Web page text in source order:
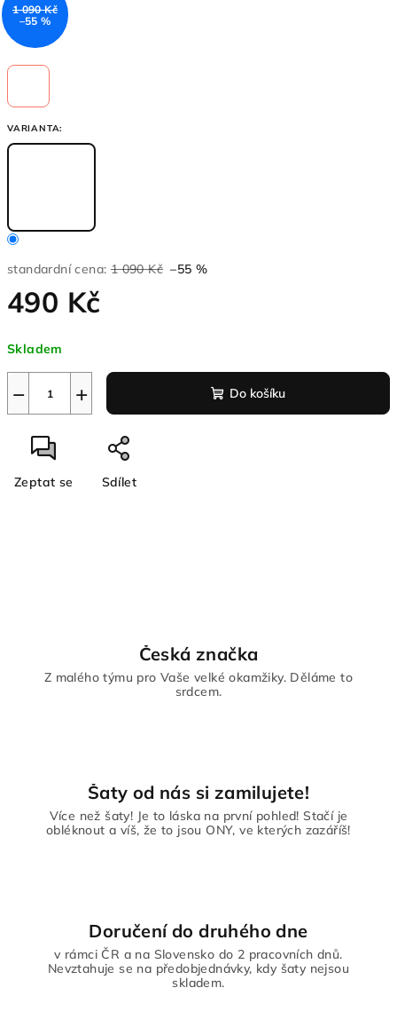
VARIANTA:
standardní cena: 1 090 Kč –55 %
490 Kč
cena:
Skladem
+
− Do košíku
Zeptat se Sdílet
1 090 Kč
–55 %
Česká značka
Z malého týmu pro Vaše velké okamžiky. Děláme to
srdcem.
Šaty od nás si zamilujete!
Více než šaty! Je to láska na první pohled! Stačí je
obléknout a víš, že to jsou ONY, ve kterých zazáříš!
Doručení do druhého dne
v rámci ČR a na Slovensko do 2 pracovních dnů.
Nevztahuje se na předobjednávky, kdy šaty nejsou
skladem.